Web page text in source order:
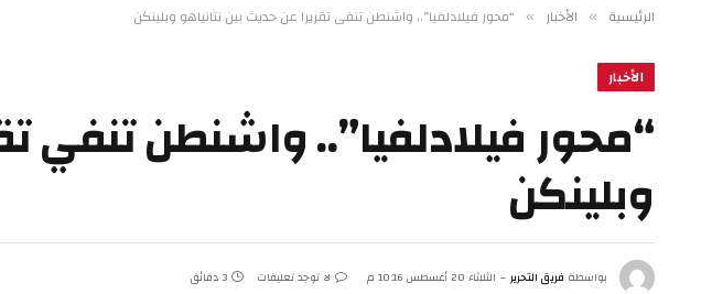
الرئيسية » الأخبار » “محور فيلادلفيا”.. واشنطن تنفي تقريرا عن حديث بين نتانياهو وبلينكن
الأخبار
“محور فيلادلفيا”.. واشنطن تنفي
وبلينكن
بواسطة فريق التحرير الثلاثاء 20 أغسطس 10:16 م لا توجد تعليقات 3 دقائق